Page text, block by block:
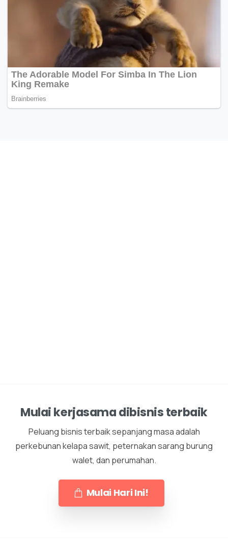
Mulai kerjasama dibisnis terbaik
Peluang bisnis terbaik sepanjang masa adalah
perkebunan kelapa sawit, peternakan sarang burung
walet, dan perumahan.
Mulai Hari Ini!